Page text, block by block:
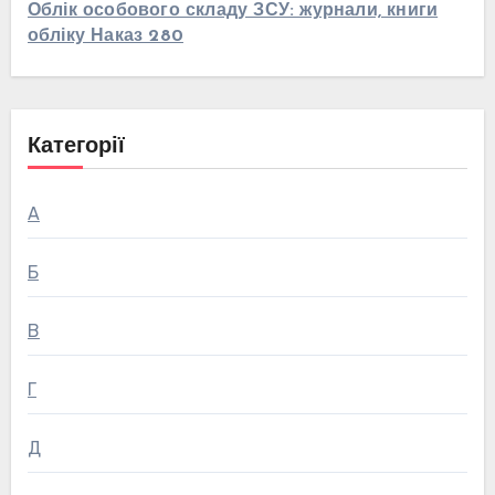
Облік особового складу ЗСУ: журнали, книги
обліку Наказ 280
Категорії
А
Б
В
Г
Д